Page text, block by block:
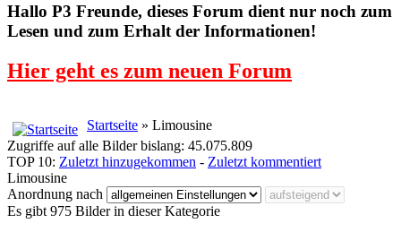
Hallo P3 Freunde, dieses Forum dient nur noch zum
Lesen und zum Erhalt der Informationen!
Hier geht es zum neuen Forum
Startseite » Limousine
Zugriffe auf alle Bilder bislang: 45.075.809
TOP 10: Zuletzt hinzugekommen - Zuletzt kommentiert
Limousine
Anordnung nach
Es gibt 975 Bilder in dieser Kategorie